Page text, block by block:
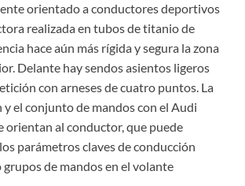
orientado a conductores deportivos
realizada en tubos de titanio de
hace aún más rígida y segura la zona
Delante hay sendos asientos ligeros
con arneses de cuatro puntos. La
el conjunto de mandos con el Audi
orientan al conductor, que puede
parámetros claves de conducción
de mandos en el volante